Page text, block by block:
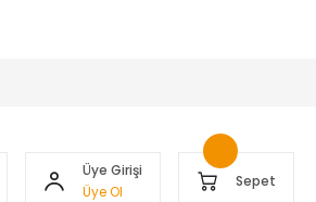
Üye Girişi
Üye Ol
Sepet